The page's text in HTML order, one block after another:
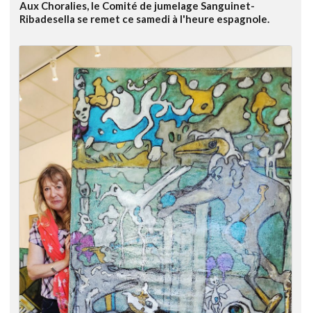
Aux Choralies, le Comité de jumelage Sanguinet-
Ribadesella se remet ce samedi à l'heure espagnole.